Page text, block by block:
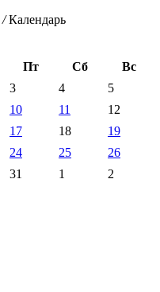
/Календарь
Пт Сб
Вс
3 4
5
10 11
12
17 18
19
24 25
26
31 1 2